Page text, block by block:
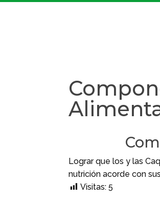
Lograr que los y las
nutrición acorde con
Visitas: 5